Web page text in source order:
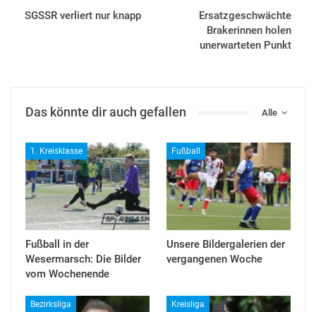
SGSSR verliert nur knapp
Ersatzgeschwächte
Brakerinnen holen
unerwarteten Punkt
Alle
Das könnte dir auch gefallen
1. Kreisklasse
Fußball in der
Wesermarsch: Die Bilder
vom Wochenende
Fußball
Unsere Bildergalerien der
vergangenen Woche
Bezirksliga Kreisliga